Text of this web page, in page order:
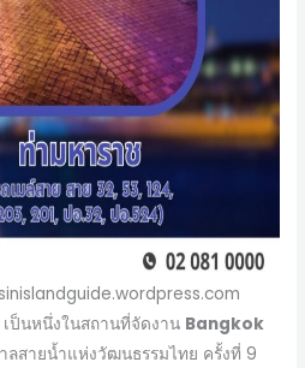
ป็นหนึ่งในสถานที่จัดงาน Bangkok
ลสายน้ำแห่งวัฒนธรรมไทย ครั้งที่ 9